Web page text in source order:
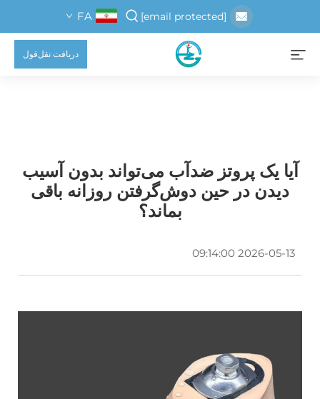
[email protected]
FA
دریافت نقل‌قول
آیا یک پروتز ضدآب می‌تواند بدون آسیب
دیدن در حین دوش‌گرفتن روزانه باقی
بماند؟
2026-05-13 09:14:00